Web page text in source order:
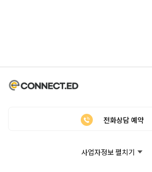
전화상담 예약
사업자정보 펼치기